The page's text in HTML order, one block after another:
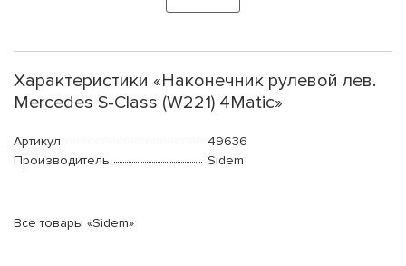
Характеристики «Наконечник рулевой лев.
Mercedes S-Class (W221) 4Matic»
Артикул
49636
Производитель
Sidem
Все товары «Sidem»